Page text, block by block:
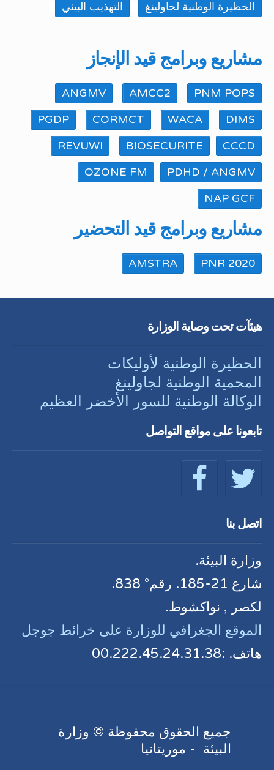
الحظيرة الوطنية لجاولينغ التهذيب البيئي
مشاريع وبرامج قيد الإنجاز
PNM POPS
AMCC2
ANGMV
DIMS
WACA
CORMCT
PGDP
CCCD
BIOSECURITE
REVUWI
PDHD / ANGMV
OZONE FM
NAP GCF
مشاريع وبرامج قيد التحضير
PNR 2020
AMSTRA
هيئآت تحت وصاية الوزارة
الحظيرة الوطنية لأوليكات
المحمية الوطنية لجاولينغ
الوكالة الوطنية للسور الأخضر العظيم
تابعونا على مواقع التواصل
اتصل بنا
وزارة البيئة.
شارع 21-185. رقم° 838.
لكصر , نواكشوط.
الموقع الجغرافي للوزارة على خرائط جوجل
هاتف. :00.222.45.24.31.38
جميع الحقوق محفوظة © وزارة
البيئة - موريتانيا